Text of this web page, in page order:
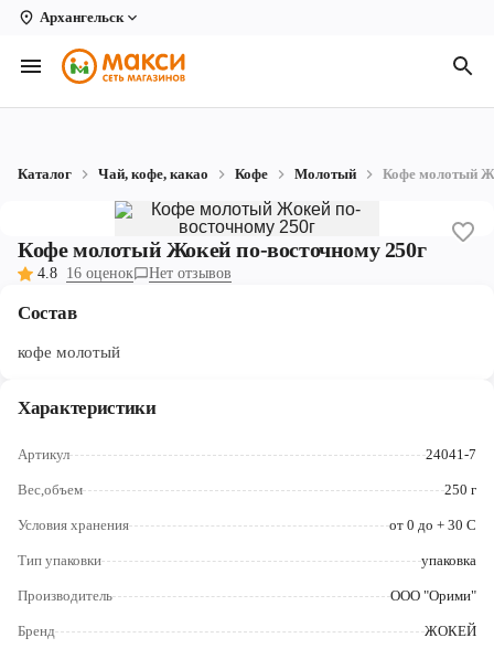
Архангельск
Вологда
Архангельск
Кирово-Чепецк
Коряжма
Рыбинск
Северодвинск
Каталог Чай, кофе, какао Кофе Молотый Кофе молотый
Кофе молотый Жокей по-восточному 250г
4.8 16 оценок Нет отзывов
Состав
кофе молотый
Характеристики
Артикул 24041-7
Вес,объем 250 г
Условия хранения от 0 до + 30 C
Тип упаковки упаковка
Производитель ООО "Орими"
Бренд ЖОКЕЙ